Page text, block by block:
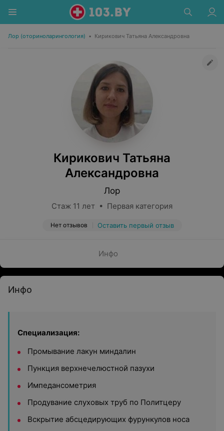
Лор (оториноларингология) • Кирикович Татьяна Александровна
Кирикович Татьяна
Александровна
Лор
Стаж 11 лет • Первая категория
Нет отзывов Оставить первый отзыв
Инфо
Инфо
Специализация:
Промывание лакун миндалин
Пункция верхнечелюстной пазухи
Импедансометрия
Продувание слуховых труб по Политцеру
Вскрытие абсцедирующих фурункулов носа